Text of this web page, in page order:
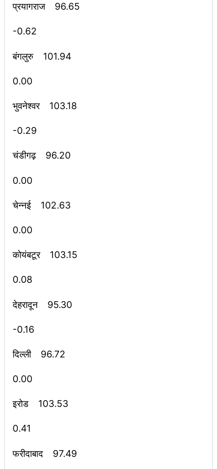
प्रयागराज 96.65
-0.62
बंगलुरु 101.94
0.00
भुवनेश्वर 103.18
-0.29
चंडीगढ़ 96.20
0.00
चेन्नई 102.63
0.00
कोयंबटूर 103.15
0.08
देहरादून 95.30
-0.16
दिल्ली 96.72
0.00
इरोड 103.53
0.41
फरीदाबाद 97.49